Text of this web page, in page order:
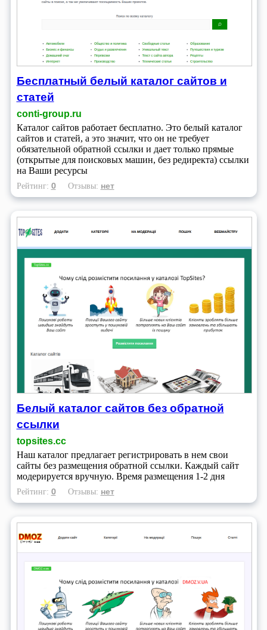
Бесплатный белый каталог сайтов и
статей
conti-group.ru
Каталог сайтов работает бесплатно. Это белый каталог
сайтов и статей, а это значит, что он не требует
обязательной обратной ссылки и дает только прямые
(открытые для поисковых машин, без редиректа) ссылки
на Ваши ресурсы
Рейтинг: 0 Отзывы: нет
Белый каталог сайтов без обратной
ссылки
topsites.cc
Наш каталог предлагает регистрировать в нем свои
сайты без размещения обратной ссылки. Каждый сайт
модерируется вручную. Время размещения 1-2 дня
Рейтинг: 0 Отзывы: нет